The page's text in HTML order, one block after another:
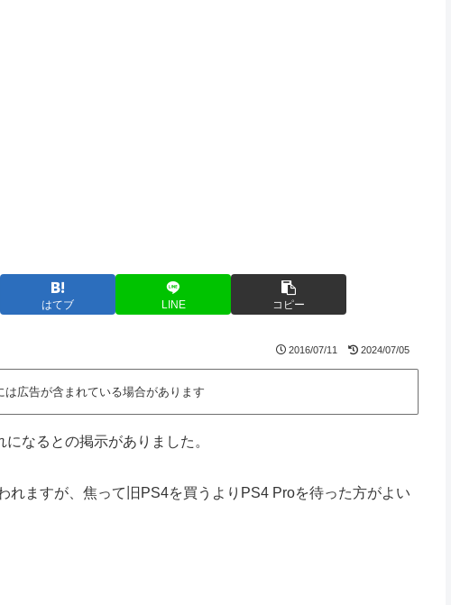
はてブ LINE コピー
2016/07/11 2024/07/05
は広告が含まれている場合があります
なるとの掲示がありました。
れますが、焦って旧PS4を買うよりPS4 Proを待った方がよい